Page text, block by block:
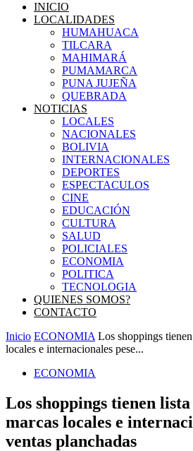
INICIO
LOCALIDADES
HUMAHUACA
TILCARA
MAHIMARÁ
PUMAMARCA
PUNA JUJEÑA
QUEBRADA
NOTICIAS
LOCALES
NACIONALES
BOLIVIA
INTERNACIONALES
DEPORTES
ESPECTACULOS
CINE
EDUCACIÓN
CULTURA
SALUD
POLICIALES
ECONOMIA
POLITICA
TECNOLOGIA
QUIENES SOMOS?
CONTACTO
Inicio ECONOMIA Los shoppings
locales e internacionales pese...
ECONOMIA
Los shoppings tienen lista
marcas locales e
ventas planchadas